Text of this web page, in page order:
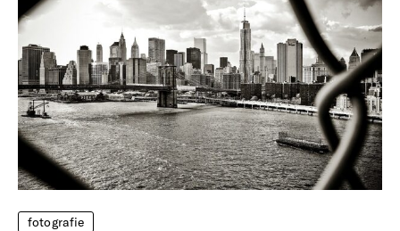
fotografie